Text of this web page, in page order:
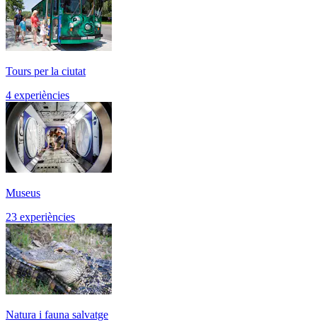
Tours per la ciutat
4 experiències
Museus
23 experiències
Natura i fauna salvatge